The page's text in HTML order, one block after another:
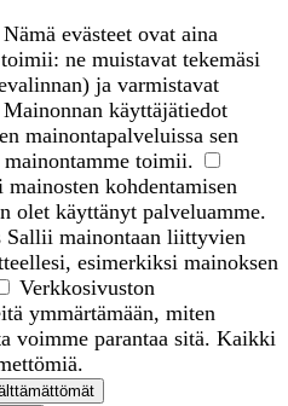
Nämä evästeet ovat aina
ne muistavat tekemäsi
ja varmistavat
Mainonnan käyttäjätiedot
mainontapalveluissa sen
toimii.
mainosten kohdentamisen
olet käyttänyt palveluamme.
Sallii mainontaan liittyvien
esimerkiksi mainoksen
Verkkosivuston
ymmärtämään, miten
voimme parantaa sitä. Kaikki